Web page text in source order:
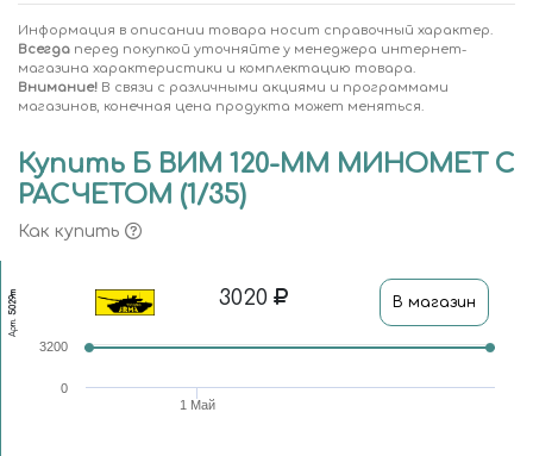
Информация в описании товара носит справочный характер.
Всегда перед покупкой уточняйте у менеджера интернет-
магазина характеристики и комплектацию товара.
Внимание! В связи с различными акциями и программами
магазинов, конечная цена продукта может меняться.
Купить Б ВИМ 120-ММ МИНОМЕТ С
РАСЧЕТОМ (1/35)
Как купить
Арт.
5029т 3020 В магазин
1 Май
0
3200